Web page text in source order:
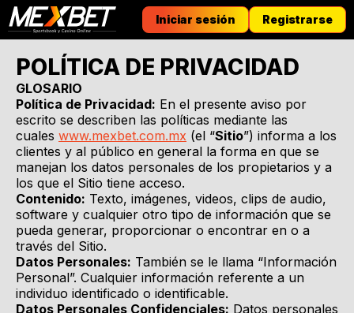
Iniciar sesión Registrarse
POLÍTICA DE PRIVACIDAD
GLOSARIO
Política de Privacidad: En el presente aviso por
escrito se describen las políticas mediante las
cuales www.mexbet.com.mx (el “Sitio”) informa a los
clientes y al público en general la forma en que se
manejan los datos personales de los propietarios y a
los que el Sitio tiene acceso.
Contenido: Texto, imágenes, videos, clips de audio,
software y cualquier otro tipo de información que se
pueda generar, proporcionar o encontrar en o a
través del Sitio.
Datos Personales: También se le llama “Información
Personal”. Cualquier información referente a un
individuo identificado o identificable.
Datos Personales Confidenciales: Datos personales